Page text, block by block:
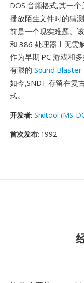
DOS 音频格式,其一
播放陌生文件时的猜
前是一个现实难题。
和 386 处理器上无需
作为早期 PC 游戏和
有限的 Sound Blaster
如今,SNDT 存留在复
式。
开发者: Sndtool (MS-
首次发布: 1992